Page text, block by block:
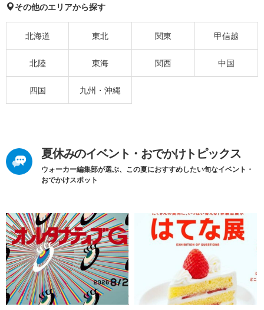
その他のエリアから探す
北海道 東北 関東 甲信越
北陸 東海 関西 中国
四国 九州・沖縄
夏休みのイベント・おでかけトピックス
ウォーカー編集部が選ぶ、この夏におすすめしたい旬なイベント・
おでかけスポット